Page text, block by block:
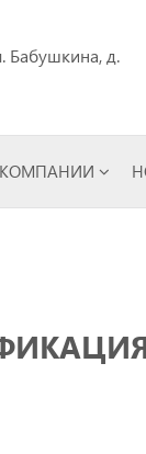
Бабушкина, д.